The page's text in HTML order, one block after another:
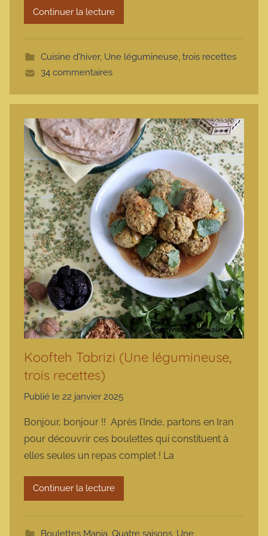
t
Continuer la lecture
Cuisine d'hiver, Une légumineuse, trois recettes
34 commentaires
Koofteh Tabrizi (Une légumineuse,
trois recettes)
Publié le 22 janvier 2025
r
m
a
r
Bonjour, bonjour !! Après l’Inde, partons en Iran
pour découvrir ces boulettes qui constituent à
elles seules un repas complet ! La
Continuer la lecture
Boulettes Mania, Quatre saisons, Une